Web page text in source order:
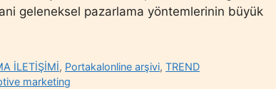
geleneksel pazarlama yöntemlerinin büyük
İLETİŞİMİ, Portakalonline arşivi,TREND
marketing